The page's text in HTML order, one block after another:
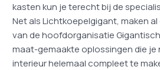
kasten kun je terecht bij de
Net als Lichtkoepelgigant, maken
van de hoofdorganisatie
maat-gemaakte oplossingen die je
interieur helemaal compleet te